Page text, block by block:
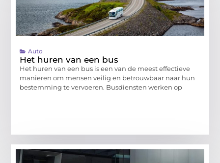
Auto
Het huren van een bus
Het huren van een bus is een van de meest effectieve
manieren om mensen veilig en betrouwbaar naar hun
bestemming te vervoeren. Busdiensten werken op